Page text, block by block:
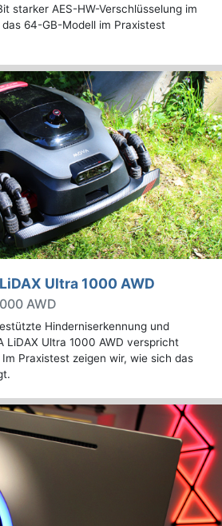
starker AES-HW-Verschlüsselung im
64-GB-Modell im Praxistest
Ultra 1000 AWD
AWD
Hinderniserkennung und
LiDAX Ultra 1000 AWD verspricht
Praxistest zeigen wir, wie sich das